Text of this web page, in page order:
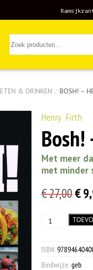
ETEN & DRINKEN / BOSH! –
Henry Firth
Bosh!
Met meer
met minder
€27,00
€
€
Bosh!
vegan
aantal
ISBN:
Bindwijze:geb